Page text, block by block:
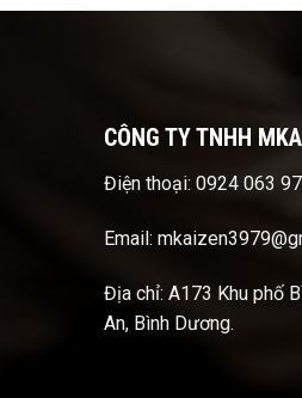
CÔNG TY TNHH
Điện thoại: 0924 063
Email:
Địa chỉ: A173 Khu phố
An, Bình Dương.